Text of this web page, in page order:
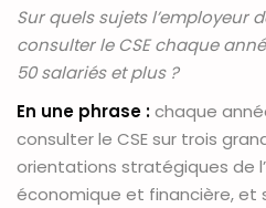
Sur quels sujets l’employeur
consulter le CSE chaque
50 salariés et plus ?
En une phrase :chaque
consulter le CSE sur trois
orientations stratégiques de
économique et financière, et